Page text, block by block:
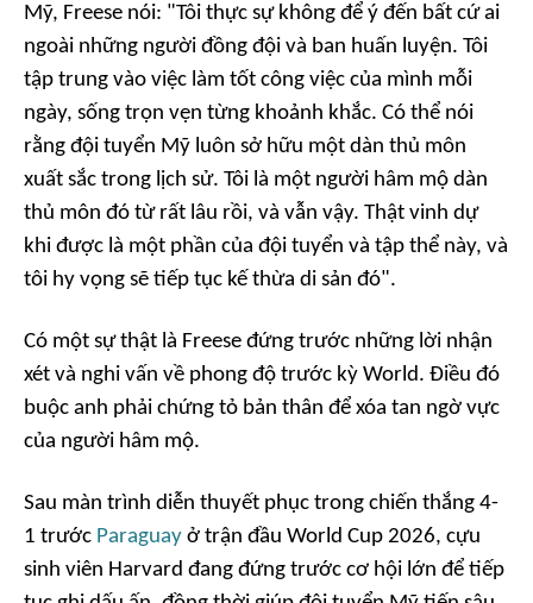
Mỹ, Freese nói: "Tôi thực sự không để ý đến bất cứ ai
ngoài những người đồng đội và ban huấn luyện. Tôi
tập trung vào việc làm tốt công việc của mình mỗi
ngày, sống trọn vẹn từng khoảnh khắc. Có thể nói
rằng đội tuyển Mỹ luôn sở hữu một dàn thủ môn
xuất sắc trong lịch sử. Tôi là một người hâm mộ dàn
thủ môn đó từ rất lâu rồi, và vẫn vậy. Thật vinh dự
khi được là một phần của đội tuyển và tập thể này, và
tôi hy vọng sẽ tiếp tục kế thừa di sản đó".
Có một sự thật là Freese đứng trước những lời nhận
xét và nghi vấn về phong độ trước kỳ World. Điều đó
buộc anh phải chứng tỏ bản thân để xóa tan ngờ vực
của người hâm mộ.
Sau màn trình diễn thuyết phục trong chiến thắng 4-
1 trước Paraguay ở trận đầu World Cup 2026, cựu
sinh viên Harvard đang đứng trước cơ hội lớn để tiếp